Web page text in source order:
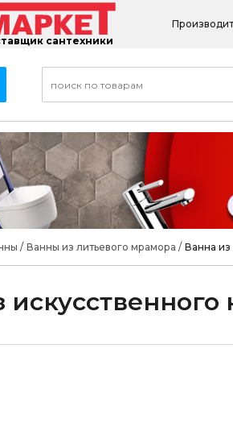
сантехники
/ Ванны из литьевого мрамора / Ванна